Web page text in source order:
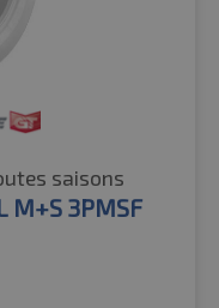
saisons
M+S 3PMSF